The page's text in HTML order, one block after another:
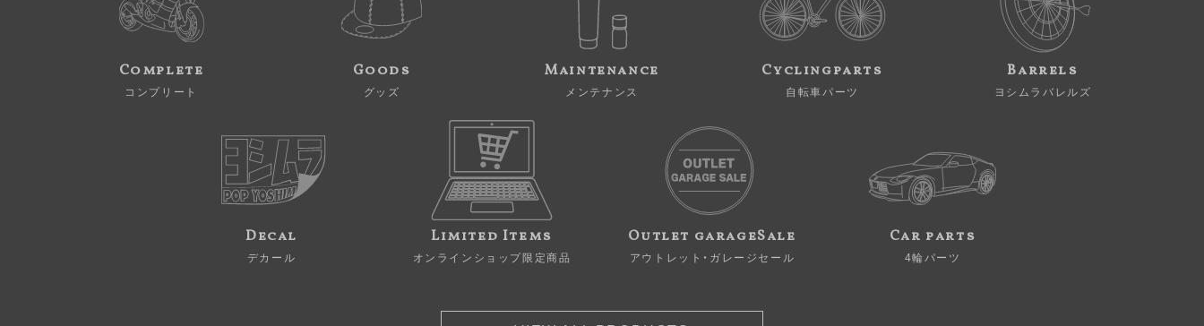
Complete
コンプリート
Goods
グッズ
Maintenance
メンテナンス
Cyclingparts
自転車パーツ
Barrels
ヨシムラバレルズ
Decal
デカール
Limited Items
オンラインショップ限定商品
Outlet garageSale
アウトレット・ガレージセール
Car parts
4輪パーツ